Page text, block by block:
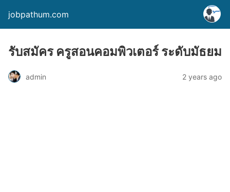
jobpathum.com
รับสมัคร ครูสอนคอมพิวเตอร์ ระดับมัธยม
admin 2 years ago